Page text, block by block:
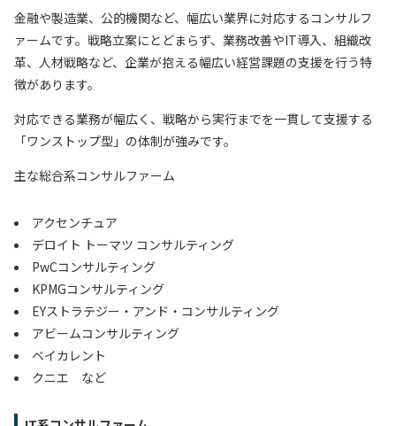
金融や製造業、公的機関など、幅広い業界に対応するコンサルフ
ァームです。戦略立案にとどまらず、業務改善やIT導入、組織改
革、人材戦略など、企業が抱える幅広い経営課題の支援を行う特
徴があります。
対応できる業務が幅広く、戦略から実行までを一貫して支援する
「ワンストップ型」の体制が強みです。
主な総合系コンサルファーム
アクセンチュア
デロイト トーマツ コンサルティング
PwCコンサルティング
KPMGコンサルティング
EYストラテジー・アンド・コンサルティング
アビームコンサルティング
ベイカレント
クニエ など